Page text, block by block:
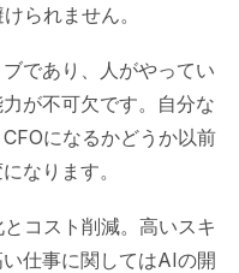
られません。
であり、人がやってい
が不可欠です。自分な
になるかどうか以前
なります。
コスト削減。高いスキ
仕事に関してはAIの開